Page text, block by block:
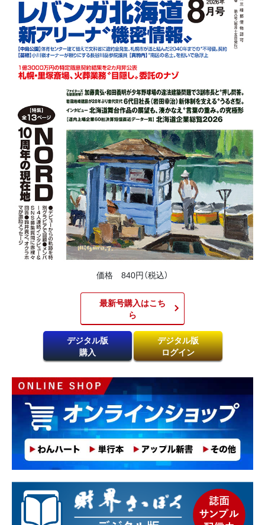
価格 840円（税込）
最新号購入はこち
ら​
デジタル版
購入
デジタル版
ログイン